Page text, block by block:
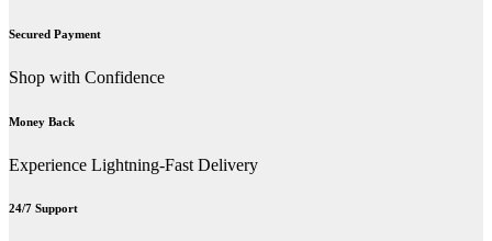
Secured Payment
Shop with Confidence
Money Back
Experience Lightning-Fast Delivery
24/7 Support